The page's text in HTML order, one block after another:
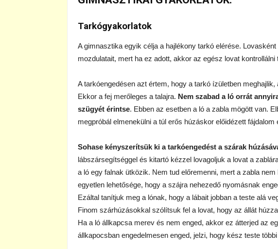
Tarkógyakorlatok
A gimnasztika egyik célja a hajlékony tarkó elérése.
mozdulatait, mert ha ez adott, akkor az egész lovat kontrollálni
A tarkóengedésen azt értem, hogy a tarkó ízületben
Ekkor a fej merőleges a talajra. Nem szabad a ló orrát
szügyét érintse. Ebben az esetben a ló a zabla mögött van.
megpróbál elmenekülni a túl erős húzáskor előidézett fájdalom
Sohase kényszerítsük ki a tarkóengedést a szárak
lábszársegítséggel és kitartó kézzel lovagoljuk a lovat a
a ló egy falnak ütközik. Nem tud előremenni, mert a zabla
egyetlen lehetősége, hogy a szájra nehezedő nyomásnak
Ezáltal tanítjuk meg a lónak, hogy a lábait jobban a teste alá
Finom szárhúzásokkal szólítsuk fel a lovat, hogy az állát
Ha a ló állkapcsa merev és nem enged, akkor ez átterjed az
állkapocsban engedelmesen enged, jelzi, hogy kész teste